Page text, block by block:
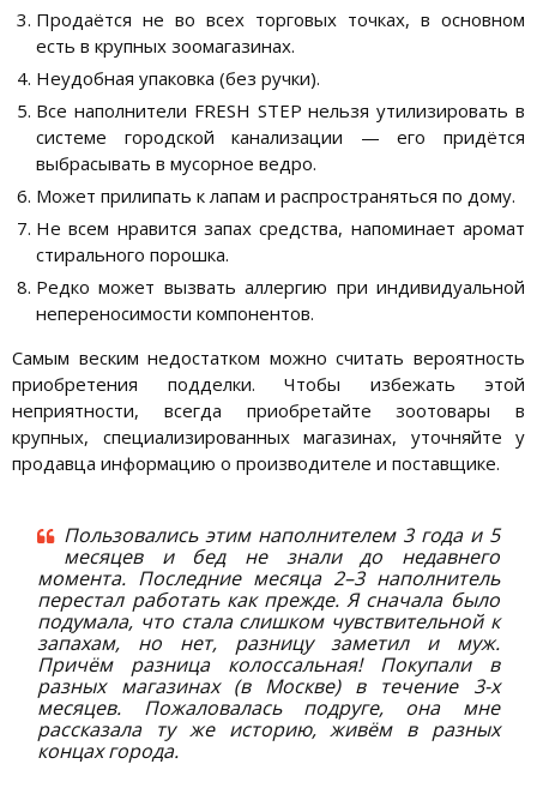
Продаётся не во всех торговых точках, в основном
есть в крупных зоомагазинах.
Неудобная упаковка (без ручки).
Все наполнители FRESH STEP нельзя утилизировать в
системе городской канализации — его придётся
выбрасывать в мусорное ведро.
Может прилипать к лапам и распространяться по дому.
Не всем нравится запах средства, напоминает аромат
стирального порошка.
Редко может вызвать аллергию при индивидуальной
непереносимости компонентов.
Самым веским недостатком можно считать вероятность
приобретения подделки. Чтобы избежать этой
неприятности, всегда приобретайте зоотовары в
крупных, специализированных магазинах, уточняйте у
продавца информацию о производителе и поставщике.
Пользовались этим наполнителем 3 года и 5
месяцев и бед не знали до недавнего
момента. Последние месяца 2–3 наполнитель
перестал работать как прежде. Я сначала было
подумала, что стала слишком чувствительной к
запахам, но нет, разницу заметил и муж.
Причём разница колоссальная! Покупали в
разных магазинах (в Москве) в течение 3-х
месяцев. Пожаловалась подруге, она мне
рассказала ту же историю, живём в разных
концах города.